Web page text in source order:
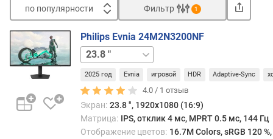
по популярности
п
о
п
п
у
Фильтр 1
Philips Evnia 24M2N3200NF
27 "
2025 год Evnia игровой HDR Adaptive-Sync
4.0 / 1 отзыв
Экран: 23.8 ", 1920x1080 (16:9)
Матрица: IPS, отклик 4 мс, MPRT 0.5 мс, 144 Гц
Отображение цветов: 16.7M Colors, sRGB 120